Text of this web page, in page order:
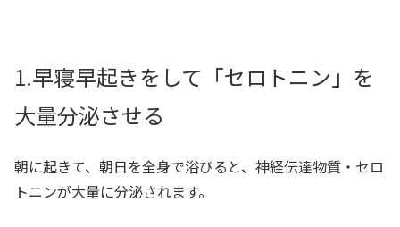
1.早寝早起きをして「セロトニン」を
大量分泌させる
朝に起きて、朝日を全身で浴びると、神経伝達物質・セロ
トニンが大量に分泌されます。